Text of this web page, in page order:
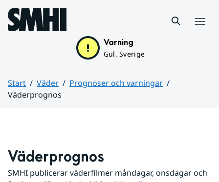
Hoppa till sidans innehåll
Varning
Gul, Sverige
Start Väder
Prognoser och varningar
Väderprognos
Väderprognos
SMHI publicerar väderfilmer måndagar, onsdagar och